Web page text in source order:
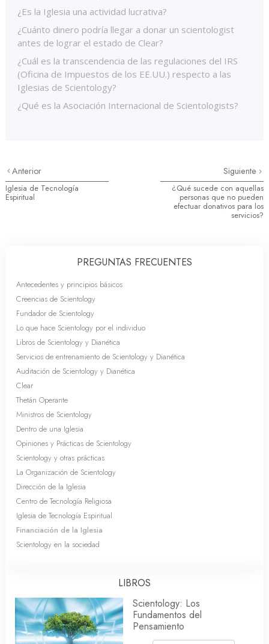
¿Es la Iglesia una actividad lucrativa?
¿Cuánto dinero podría llegar a donar un scientologist
antes de lograr el estado de Clear?
¿Cuál es la transcendencia de las regulaciones del IRS
(Oficina de Impuestos de los EE.UU.) respecto a las
Iglesias de Scientology?
¿Qué es la Asociación Internacional de Scientologists?
Anterior
Iglesia de Tecnología
Espiritual
Siguiente
¿Qué sucede con aquellas
personas que no pueden
efectuar donativos para los
servicios?
PREGUNTAS FRECUENTES
Antecedentes y principios básicos
Creencias de Scientology
Fundador de Scientology
Lo que hace Scientology por el individuo
Libros de Scientology y Dianética
Servicios de entrenamiento de Scientology y Dianética
Auditación de Scientology y Dianética
Clear
Thetán Operante
Ministros de Scientology
Dentro de una Iglesia
Opiniones y Prácticas de Scientology
Scientology y otras prácticas
La Organización de Scientology
Dirección de la Iglesia
Centro de Tecnología Religiosa
Iglesia de Tecnología Espiritual
Financiación de la Iglesia
Scientology en la sociedad
LIBROS
Scientology: Los
Fundamentos del
Pensamiento